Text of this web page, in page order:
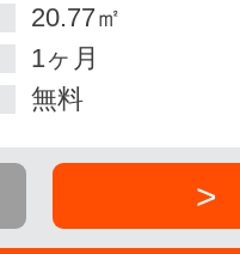
20.77㎡
1ヶ月
無料
>